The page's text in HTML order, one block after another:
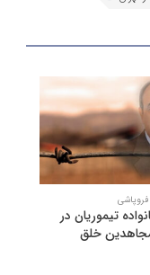
فروپاشی
تیموریان در
مجاهدین خلق